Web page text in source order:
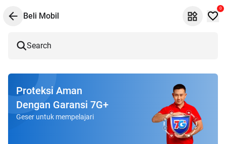
Beli Mobil
0
Search
Proteksi Aman
Dengan Garansi 7G+
Geser untuk mempelajari